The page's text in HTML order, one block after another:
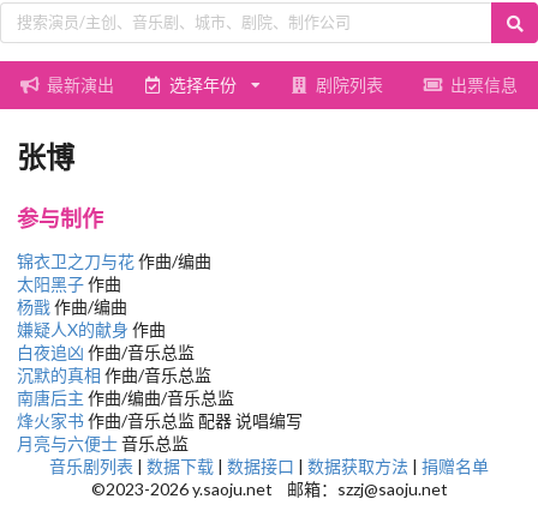
最新演出 选择年份 剧院列表 出票信息
张博
参与制作
锦衣卫之刀与花作曲/编曲
太阳黑子作曲
杨戬作曲/编曲
嫌疑人X的献身 作曲
白夜追凶 作曲/音乐总监
沉默的真相 作曲/音乐总监
南唐后主 作曲/编曲/音乐总监
烽火家书作曲/音乐总监 配器 说唱编写
月亮与六便士音乐总监
音乐剧列表 | 数据下载 | 数据接口 | 数据获取方法 | 捐赠名单
©2023-2026 y.saoju.net 邮箱：szzj@saoju.net